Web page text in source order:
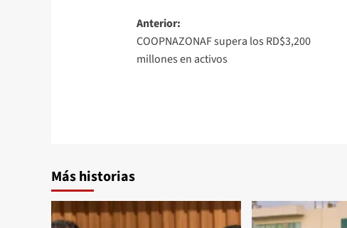
Anterior:
COOPNAZONAF supera los RD$3,200
millones en activos
Más historias